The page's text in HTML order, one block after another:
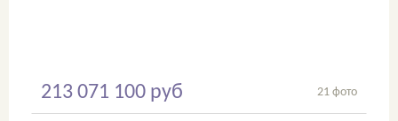
213 071 100 руб 21 фото